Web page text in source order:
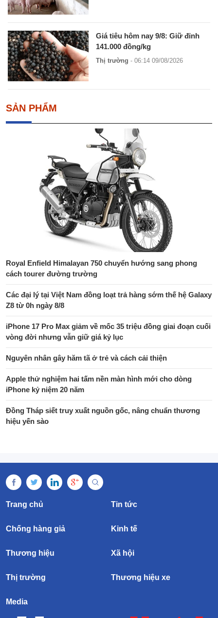
Giá tiêu hôm nay 9/8: Giữ đỉnh
141.000 đồng/kg
Thị trường - 06:14 09/08/2026
SẢN PHẨM
Royal Enfield Himalayan 750 chuyển hướng sang phong
cách tourer đường trường
Các đại lý tại Việt Nam đồng loạt trả hàng sớm thế hệ Galaxy
Z8 từ 0h ngày 8/8
iPhone 17 Pro Max giảm về mốc 35 triệu đồng giai đoạn cuối
vòng đời nhưng vẫn giữ giá kỷ lục
Nguyên nhân gây hăm tã ở trẻ và cách cải thiện
Apple thử nghiệm hai tấm nền màn hình mới cho dòng
iPhone kỷ niệm 20 năm
Đồng Tháp siết truy xuất nguồn gốc, nâng chuẩn thương
hiệu yến sào
Trang chủ Tin tức
Chống hàng giả Kinh tế
Thương hiệu Xã hội
Thị trường Thương hiệu xe
Media